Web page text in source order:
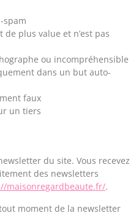
spam
de plus value et n’est pas
ou incompréhensible
dans un but auto-
faux
un tiers
du site. Vous recevez
des newsletters
maisonregardbeaute.fr/.
moment de la newsletter